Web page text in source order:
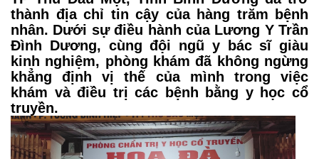
thành địa chỉ tin cậy của hàng trăm bệnh
nhân. Dưới sự điều hành của Lương Y Trần
Đình Dương, cùng đội ngũ y bác sĩ giàu
kinh nghiệm, phòng khám đã không ngừng
khẳng định vị thế của mình trong việc
khám và điều trị các bệnh bằng y học cổ
truyền.